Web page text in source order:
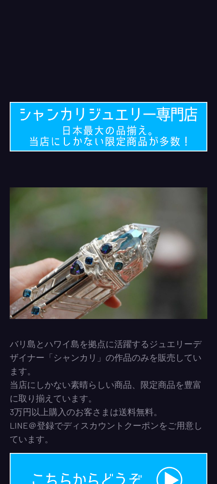
バリ島とハワイ島を拠点に活躍するジュエリーデ
ザイナー「シャンカリ」の作品のみを販売してい
ます。
当店にしかない素晴らしい商品、限定商品を豊富
に取り揃えています。
3万円以上購入のお客さまは送料無料。
LINE＠登録でディスカウントクーポンをご用意し
ています。